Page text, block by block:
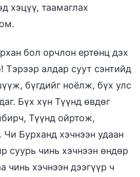
хэцүү, таамаглах
бол орчлон ертөнц дэх
Тэрээр алдар суут сэнтийд
бүгдийг ноёлж, бүх улс
Бүх хүн Түүнд өвдөг
Түүнд ойртож,
Чи Бурханд хэчнээн удаан
суурь чинь хэчнээн өндөр
чинь хэчнээн дээгүүр ч